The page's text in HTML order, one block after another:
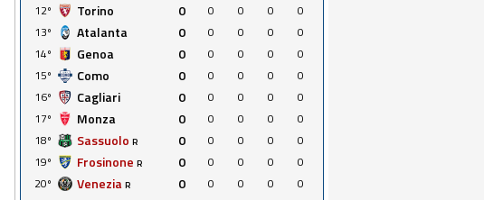
12º
Torino 0 0 0 0
0
13º
Atalanta 0 0 0 0
0
14º
Genoa 0 0 0 0
0
15º
Como 0 0 0 0
0
16º
Cagliari 0 0 0 0
0
17º
Monza 0 0 0 0
0
18º
Sassuolo R 0 0 0 0
0
19º
Frosinone R 0 0 0 0
0
20º
Venezia R 0 0 0 0 0